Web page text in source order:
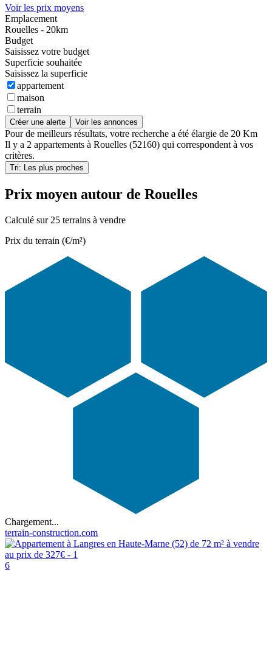
Voir les prix moyens
Emplacement
Rouelles - 20km
Budget
Saisissez votre budget
Superficie souhaitée
Saisissez la superficie
appartement
maison
terrain
Créer une alerte Voir les annonces
Pour de meilleurs résultats, votre recherche a été élargie de 20 Km
Il y a 2 appartements à Rouelles (52160) qui correspondent à vos
critères.
Tri: Les plus proches
Prix moyen autour de Rouelles
Calculé sur 25 terrains à vendre
Prix du terrain (€/m²)
Chargement...
terrain-construction.com
6